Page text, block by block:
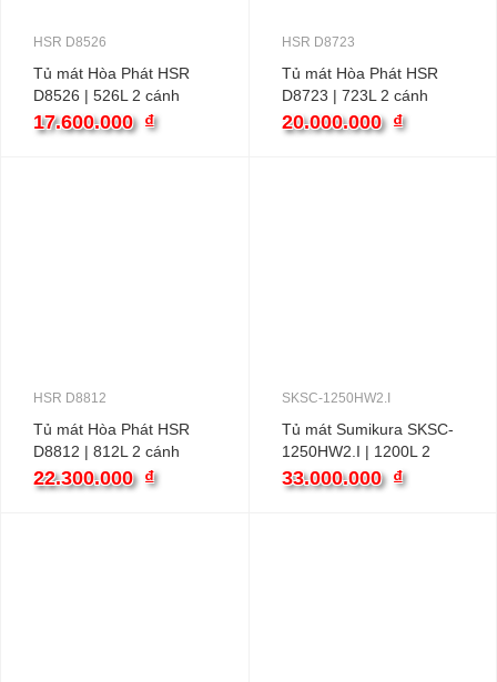
HSR D8526
Tủ mát Hòa Phát HSR
D8526 | 526L 2 cánh
inverter
17.600.000 ₫
HSR D8723
Tủ mát Hòa Phát HSR
D8723 | 723L 2 cánh
inverter
20.000.000 ₫
HSR D8812
Tủ mát Hòa Phát HSR
D8812 | 812L 2 cánh
inverter
22.300.000 ₫
SKSC-1250HW2.I
Tủ mát Sumikura SKSC-
1250HW2.I | 1200L 2
cánh inverter
33.000.000 ₫